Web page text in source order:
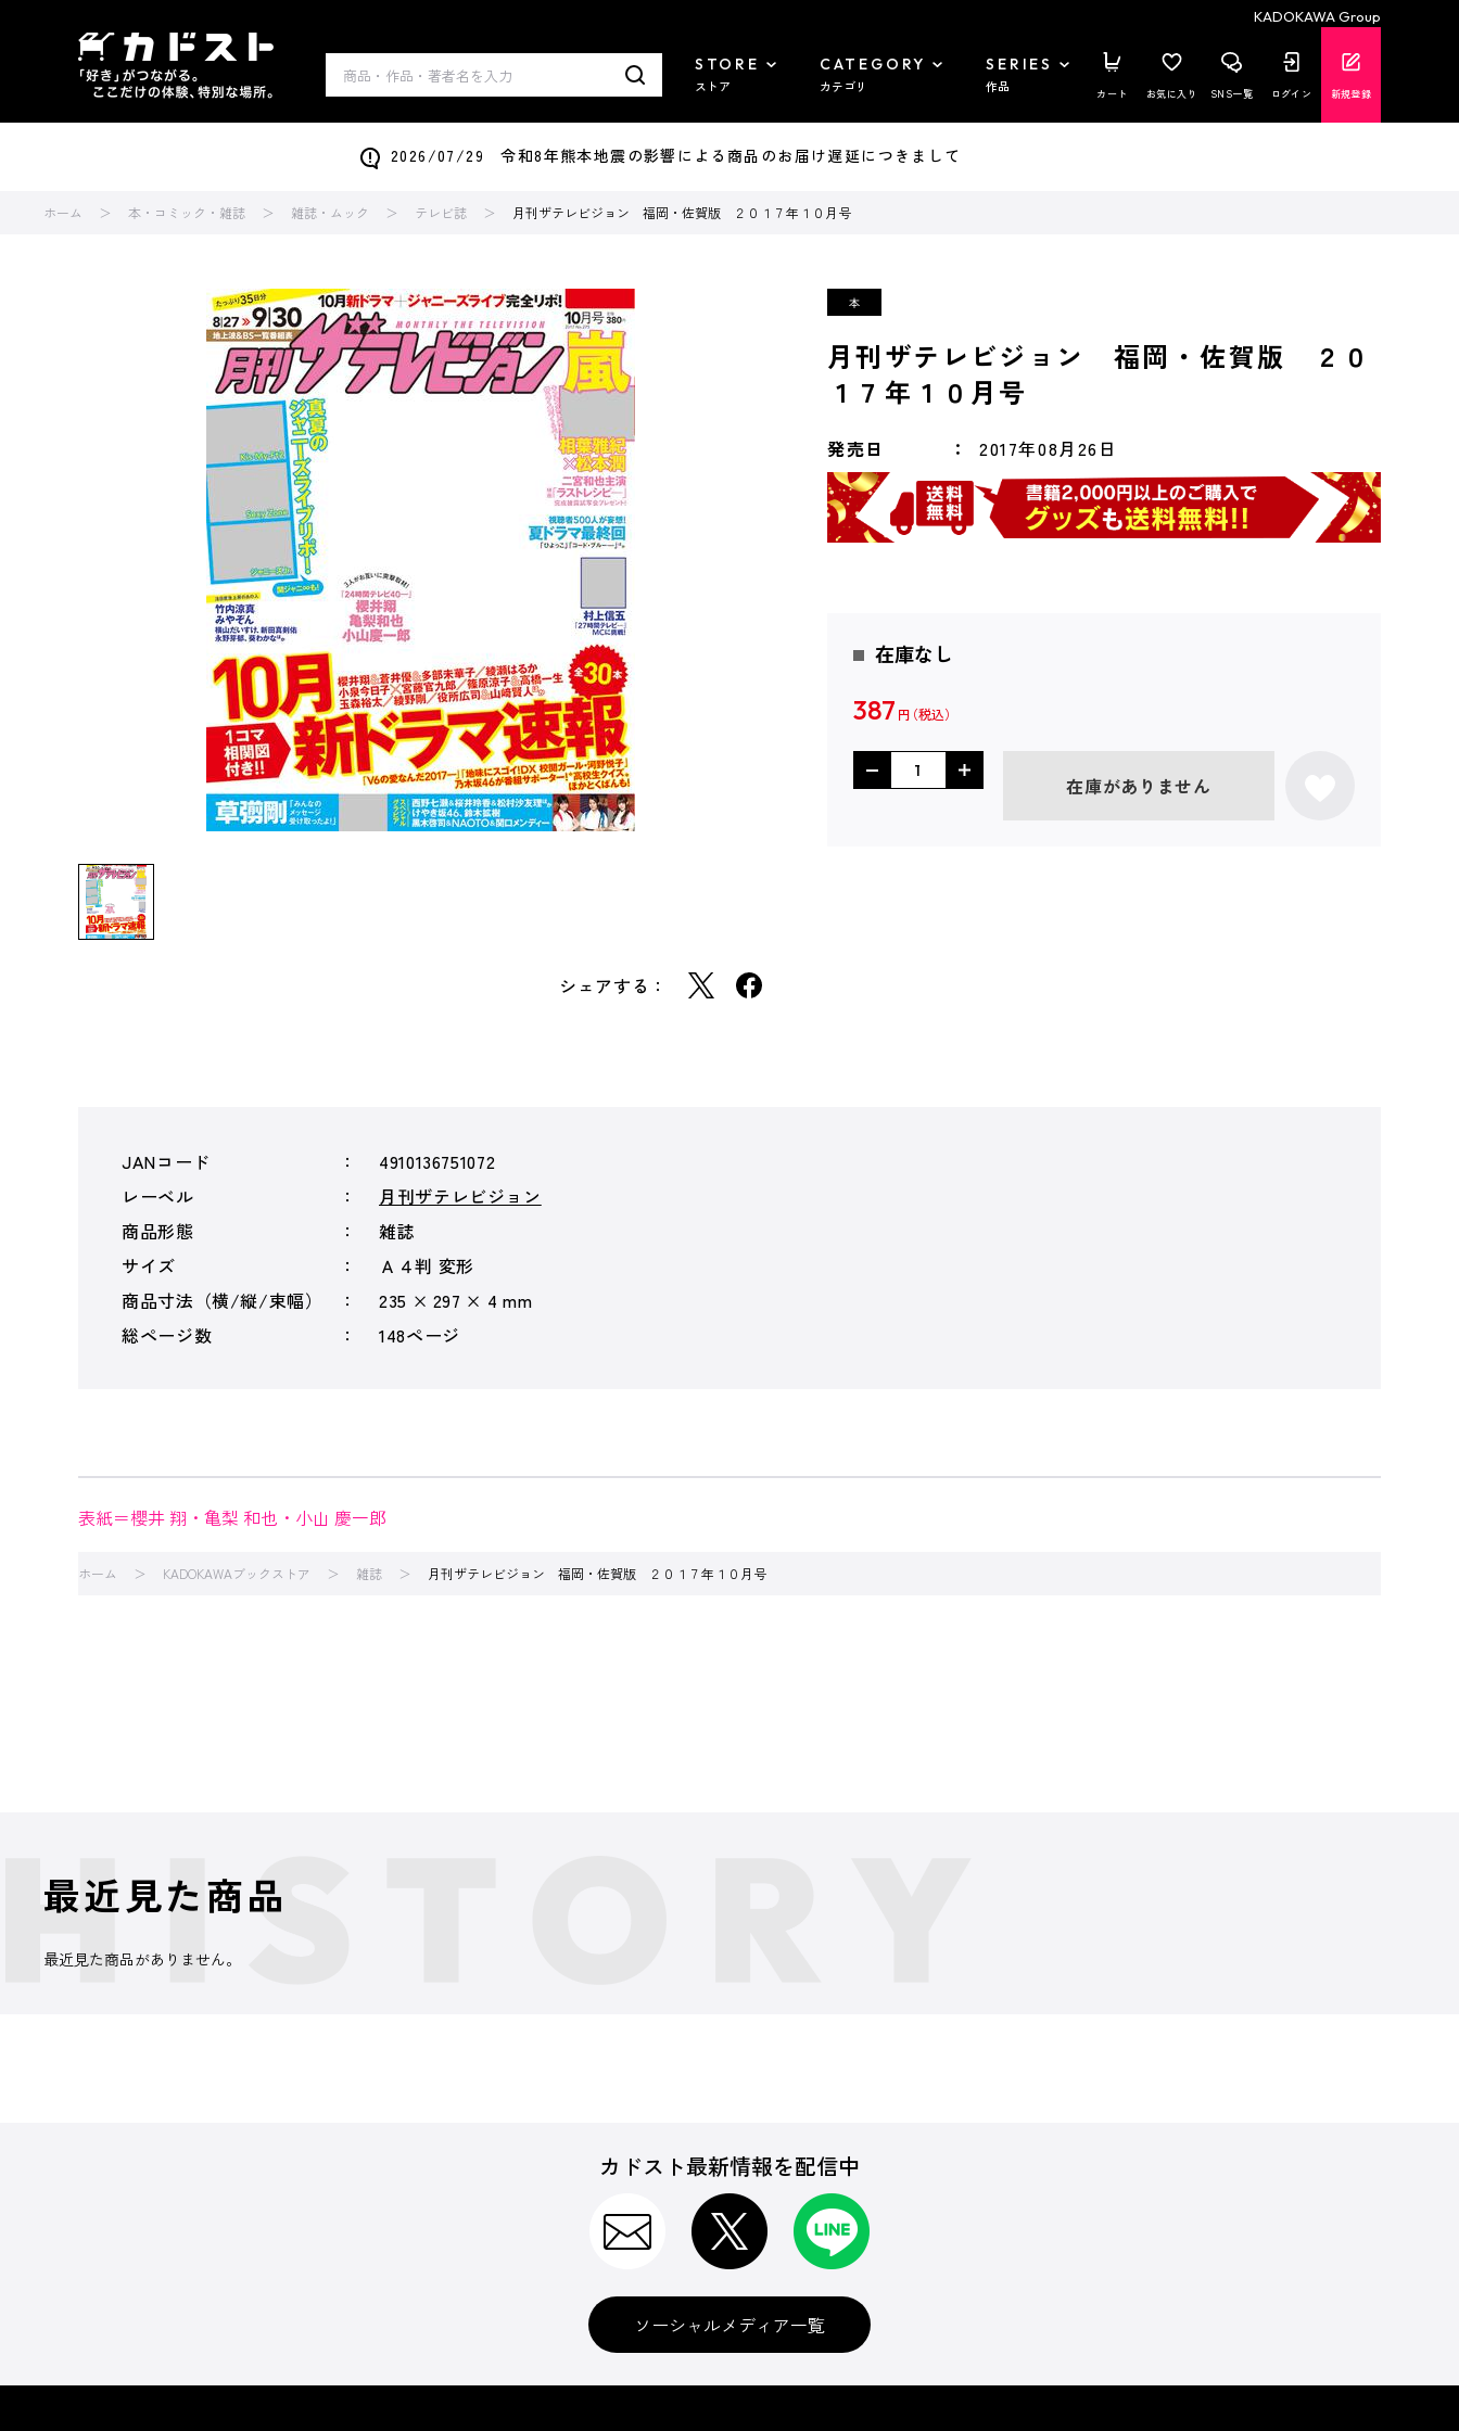
KADOKAWA Group
STORE
ストア
CATEGORY
カテゴリ
SERIES
作品 カート お気に入り SNS一覧 ログイン 新規登録
2026/07/29 令和8年熊本地震の影響による商品のお届け遅延につきまして
ホーム 本・コミック・雑誌 雑誌・ムック テレビ誌 月刊ザテレビジョン 福岡・佐賀版 ２０１７年１０月号
シェアする：
月刊ザテレビジョン 福岡・佐賀版 ２０
１７年１０月号
発売日 2017年08月26日
在庫なし
387 円
在庫がありません
JANコード
4910136751072
レーベル
月刊ザテレビジョン
商品形態
雑誌
サイズ
Ａ４判 変形
商品寸法（横/縦/束幅）
235 × 297 × 4 mm
総ページ数
148ページ
表紙＝櫻井 翔・亀梨 和也・小山 慶一郎
ホーム KADOKAWAブックストア 雑誌 月刊ザテレビジョン 福岡・佐賀版 ２０１７年１０月号
最近見た商品
最近見た商品がありません。
カドスト最新情報を配信中
ソーシャルメディア一覧